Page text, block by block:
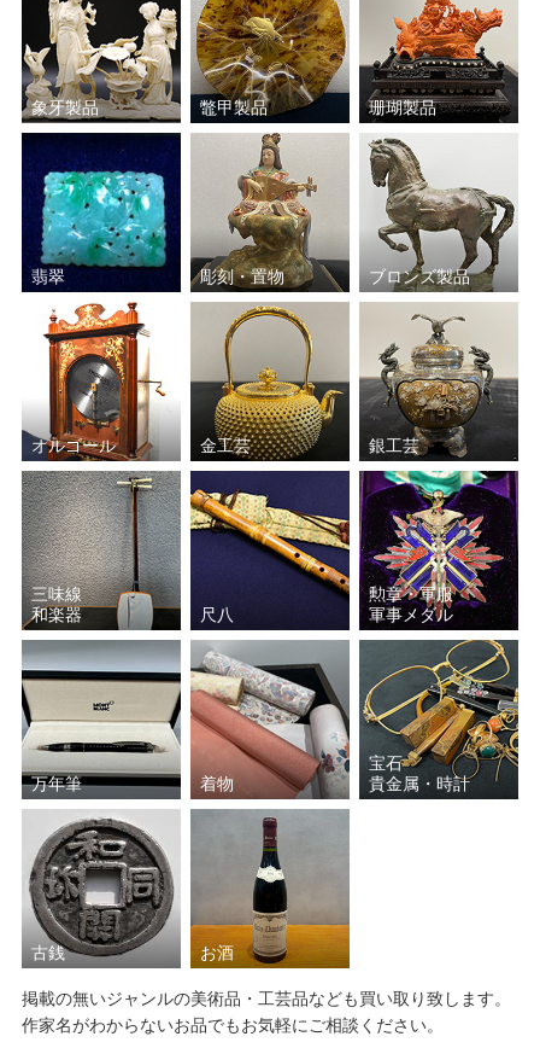
塚本 快示 須田 祥豊
真清水 蔵六 清水 六兵衛
鈴木 盛久 肥沼 美智雄
三ツ井 為吉 中川 浄益
原田 拾六 中村 翠嵐
バーナード・リーチ 金谷 浄雲
菊池 政光 加藤 重高
三浦 竹軒 楽 吉左衛門
中村 宗哲 須田 賢司
小森 邦衞 藤沼 昇
太田 儔
加藤 土師萌 氷見 晃堂
藤原 啓 村越 風月
宮川 香斎（真葛 香斎）
波多野 善蔵
前端 春斎 香取 正彦
楠部 彌弌 近藤 悠三
象牙製品 鼈甲製品 珊瑚製品
翡翠 彫刻・置物 ブロンズ製品
オルゴール 金工芸 銀工芸
三味線
和楽器
尺八
勲章・軍服
軍事メダル
万年筆 着物
宝石
貴金属・時計
古銭 お酒
掲載の無いジャンルの美術品・工芸品なども買い取り致します。
作家名がわからないお品でもお気軽にご相談ください。